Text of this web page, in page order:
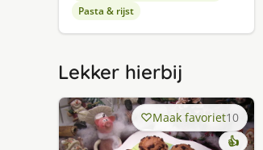
Pasta & rijst
Lekker hierbij
Maak favoriet10
👍